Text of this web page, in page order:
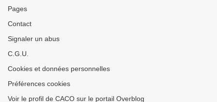
Pages
Contact
Signaler un abus
C.G.U.
Cookies et données personnelles
Préférences cookies
Voir le profil de CACO sur le portail Overblog